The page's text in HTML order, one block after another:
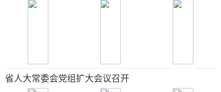
省人大常委会党组扩大会议召开